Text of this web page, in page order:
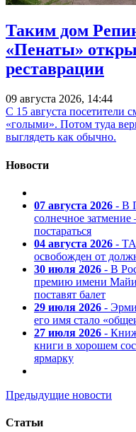
Таким дом
«Пенаты»
реставрации
09 августа 2026, 14:44
С 15 августа посетители
«голыми». Потом туда
выглядеть как обычно.
Новости
07 августа 2026 - В
солнечное
постараться
04 августа 2026 -
освобожден от
30 июля 2026 - В
премию имени Майи
поставят балет
29 июля 2026 -
его имя стало
27 июля 2026 -
книги в хорошем
ярмарку
Предыдущие новости
Статьи